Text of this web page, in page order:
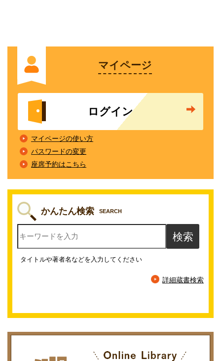
マイページ
ログイン
マイページの使い方
パスワードの変更
座席予約はこちら
かんたん検索 SEARCH
タイトルや著者名などを入力してください
詳細蔵書検索